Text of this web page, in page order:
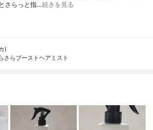
さらっと指…続きを見る
)
さらブーストヘアミスト